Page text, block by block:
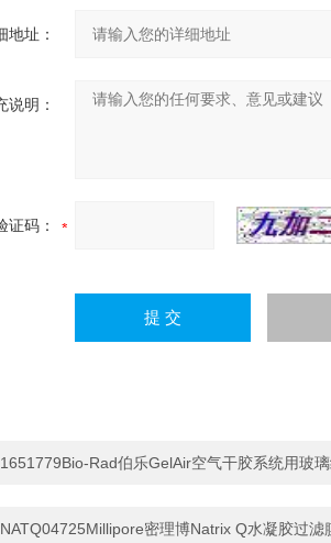
地址：
说明：
证码：
1651779Bio-Rad伯乐GelAir空气干胶系统用玻
NATQ04725Millipore密理博Natrix Q水凝胶过滤